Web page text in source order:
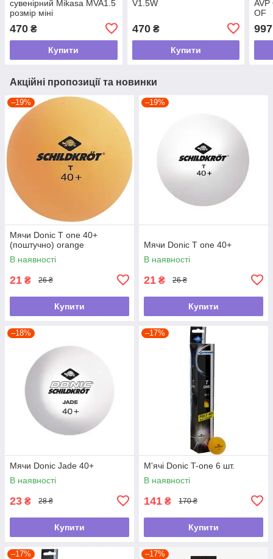
сувенірний Mikasa MVA1.5
розмір міні
470 ₴
Купити
V1.5W
470₴
Купити
AVP
OF
997
Акційні пропозиції та новинки
–19%
Мячи Donic T one 40+
(поштучно) orange
В наявності
21 ₴ 26 ₴
Купити
–19%
Мячи Donic T one 40+
В наявності
21 ₴ 26 ₴
Купити
–18%
Мячи Donic Jade 40+
В наявності
23 ₴ 28 ₴
Купити
–17%
М'ячі Donic T-one 6 шт.
В наявності
141 ₴ 170 ₴
Купити
–17% –17%